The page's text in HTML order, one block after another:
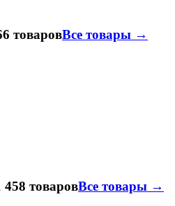
товаровВсе товары →
458 товаровВсе товары →